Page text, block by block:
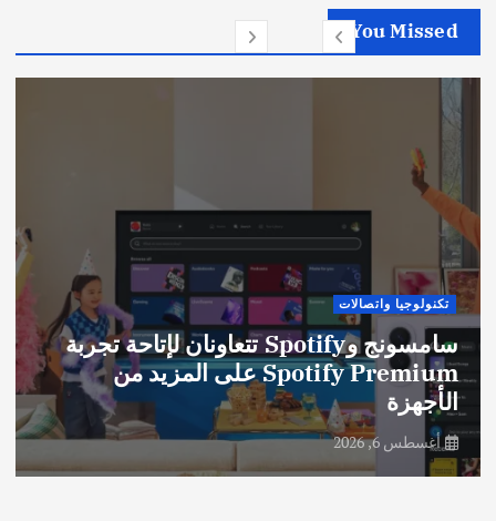
You Missed
تكنولوجيا واتصالات
سامسونج وSpotify تتعاونان لإتاحة تجربة
Spotify Premium على المزيد من
الأجهزة
أغسطس 6, 2026